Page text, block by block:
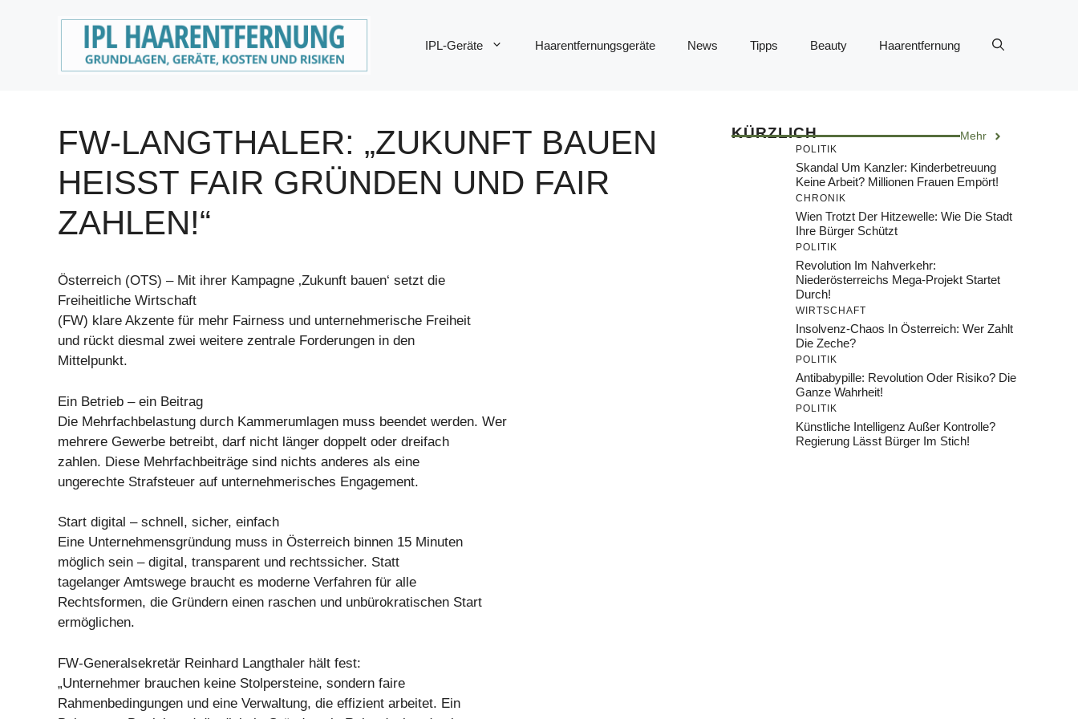
IPL-Geräte Haarentfernungsgeräte News Tipps Beauty Haarentfernung
FW-LANGTHALER: „ZUKUNFT BAUEN
HEISST FAIR GRÜNDEN UND FAIR Z
AHLEN!“
Österreich (OTS) – Mit ihrer Kampagne ‚Zukunft bauen‘ setzt die
Freiheitliche Wirtschaft
(FW) klare Akzente für mehr Fairness und unternehmerische Freiheit
und rückt diesmal zwei weitere zentrale Forderungen in den
Mittelpunkt.
Ein Betrieb – ein Beitrag
Die Mehrfachbelastung durch Kammerumlagen muss beendet werden. Wer
mehrere Gewerbe betreibt, darf nicht länger doppelt oder dreifach
zahlen. Diese Mehrfachbeiträge sind nichts anderes als eine
ungerechte Strafsteuer auf unternehmerisches Engagement.
Start digital – schnell, sicher, einfach
Eine Unternehmensgründung muss in Österreich binnen 15 Minuten
möglich sein – digital, transparent und rechtssicher. Statt
tagelanger Amtswege braucht es moderne Verfahren für alle
Rechtsformen, die Gründern einen raschen und unbürokratischen Start
ermöglichen.
FW-Generalsekretär Reinhard Langthaler hält fest:
„Unternehmer brauchen keine Stolpersteine, sondern faire
Rahmenbedingungen und eine Verwaltung, die effizient arbeitet. Ein
KÜRZLICH Mehr
POLITIK
Skandal Um Kanzler: Kinderbetreuung
Keine Arbeit? Millionen Frauen Empört!
CHRONIK
Wien Trotzt Der Hitzewelle: Wie Die Stadt
Ihre Bürger Schützt
POLITIK
Revolution Im Nahverkehr:
Niederösterreichs Mega-Projekt Startet
Durch!
WIRTSCHAFT
Insolvenz-Chaos In Österreich: Wer Zahlt
Die Zeche?
POLITIK
Antibabypille: Revolution Oder Risiko? Die
Ganze Wahrheit!
POLITIK
Künstliche Intelligenz Außer Kontrolle?
Regierung Lässt Bürger Im Stich!